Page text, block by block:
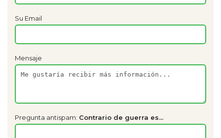
Su Email
Mensaje
Pregunta antispam: Contrario de guerra es...